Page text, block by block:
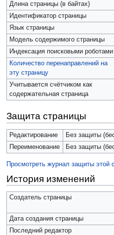
Длина страницы (в байтах)
Идентификатор страницы
Язык страницы
Модель содержимого страницы
Индексация поисковыми роботами
Количество перенаправлений на
эту страницу
Учитывается счётчиком как
содержательная страница
Защита страницы
Редактирование
Без защиты
Переименование
Без защиты
Просмотреть журнал защиты этой
История изменений
Создатель страницы
Дата создания страницы
Последний редактор